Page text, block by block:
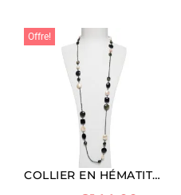
Offre!
COLLIER EN HÉMATITE, AGATE NOIRE, OBSIDIENNE ET PERLES